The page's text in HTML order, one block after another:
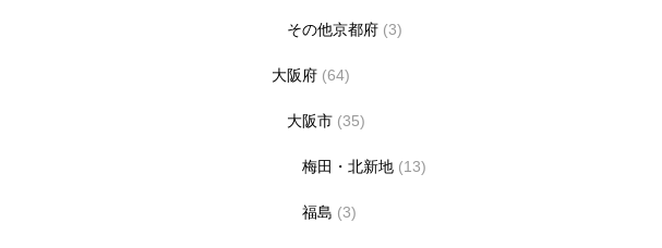
その他京都府 (3)
大阪府 (64)
大阪市 (35)
梅田・北新地 (13)
福島 (3)